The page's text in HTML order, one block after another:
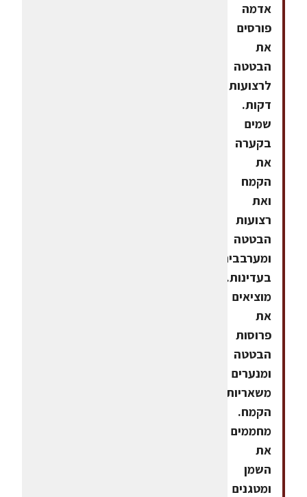
אדמה
פורסים
את
הבטטה
לרצועות
דקות.
שמים
בקערה
את
הקמח
ואת
רצועות
הבטטה
ומערבבים
בעדינות.
מוציאים
את
פרוסות
הבטטה
ומנערים
משאריות
הקמח.
מחממים
את
השמן
ומטגנים